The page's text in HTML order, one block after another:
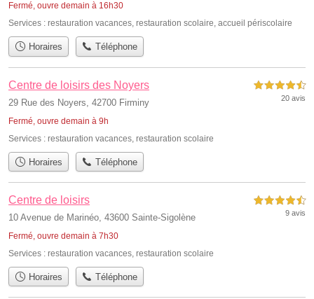
Fermé, ouvre demain à 16h30
Services : restauration vacances, restauration scolaire, accueil périscolaire
Horaires Téléphone
Centre de loisirs des Noyers
29 Rue des Noyers, 42700 Firminy
Fermé, ouvre demain à 9h
4,5 étoiles sur 5
20 avis
Services : restauration vacances restauration scolaire
Horaires Téléphone
Centre de loisirs
10 Avenue de Marinéo, 43600 Sainte-Sigolène
Fermé, ouvre demain à 7h30
4,5 étoiles sur 5
9 avis
Services : restauration vacances, restauration scolaire
Horaires Téléphone